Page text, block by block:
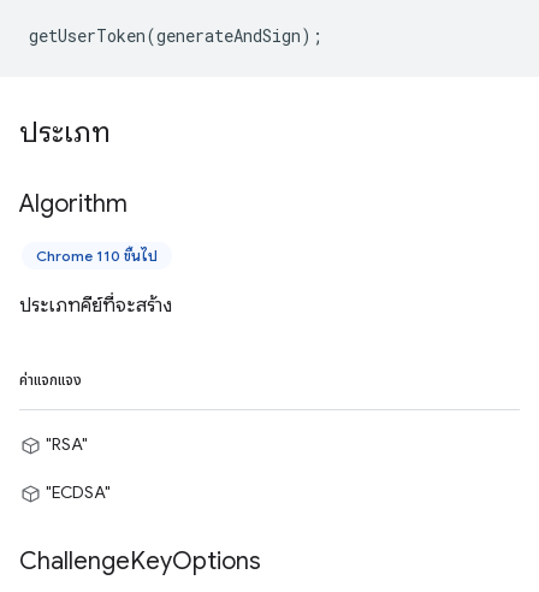
getUserToken(generateAndSign);
ประเภท
Algorithm
Chrome 110 ขึ้นไป
ประเภทคีย์ที่จะสร้าง
ค่าแจกแจง
"RSA"
"ECDSA"
ChallengeKeyOptions